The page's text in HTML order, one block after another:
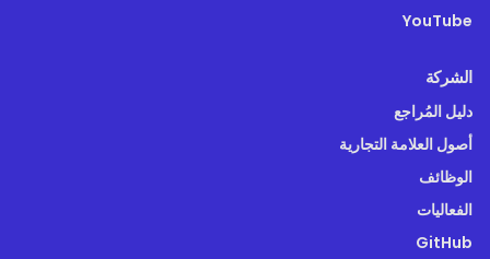
YouTube
الشركة
دليل المُراجع
أصول العلامة التجارية
الوظائف
الفعاليات
GitHub